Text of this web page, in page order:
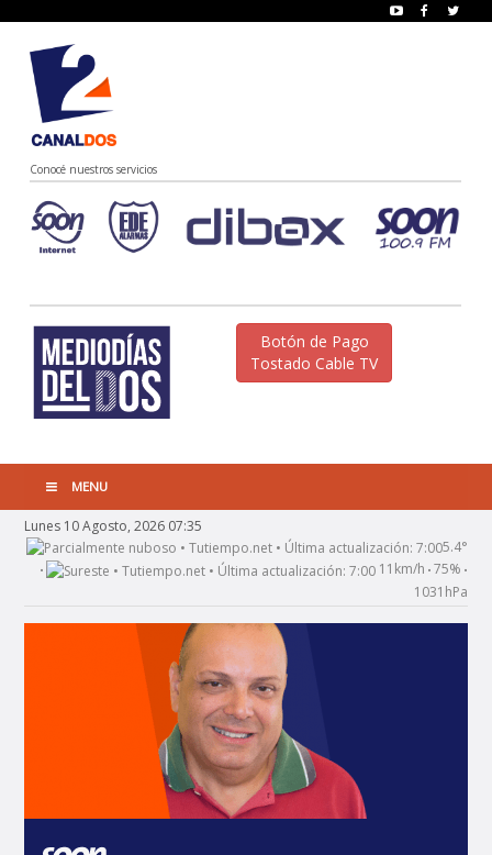
Conocé nuestros servicios
Botón de Pago
Tostado Cable TV
MENU
Lunes 10 Agosto, 2026 07:35
5.4°
• 11km/h • 75% •
1031hPa